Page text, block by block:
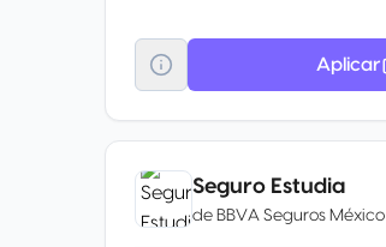
Aplicar
Seguro Estudia
de BBVA Seguros México